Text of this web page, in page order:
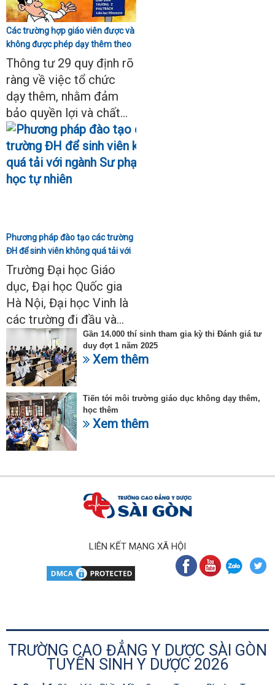
Các trường hợp giáo viên được và
không được phép dạy thêm theo
Thông tư 29
Thông tư 29 quy định rõ
ràng về việc tổ chức
dạy thêm, nhằm đảm
bảo quyền lợi và chất...
Phương pháp đào tạo các trường
ĐH để sinh viên không quá tải với
ngành Sư phạm Khoa học tự
nhiên
Trường Đại học Giáo
dục, Đại học Quốc gia
Hà Nội, Đại học Vinh là
các trường đi đầu và...
Gần 14.000 thí sinh tham gia kỳ thi Đánh giá tư
duy đợt 1 năm 2025
Xem thêm
Tiến tới môi trường giáo dục không dạy thêm,
học thêm
Xem thêm
LIÊN KẾT MẠNG XÃ HỘI
TRƯỜNG CAO ĐẲNG Y DƯỢC SÀI GÒN
TUYỂN SINH Y DƯỢC 2026